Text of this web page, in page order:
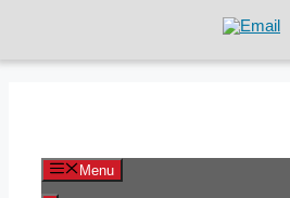
Menu